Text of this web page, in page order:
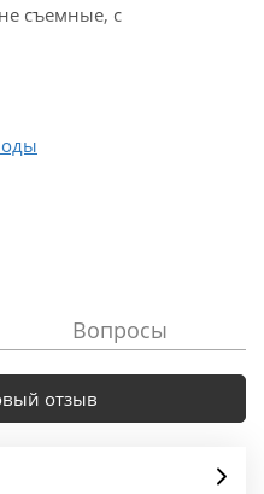
съемные, с
Вопросы
отзыв